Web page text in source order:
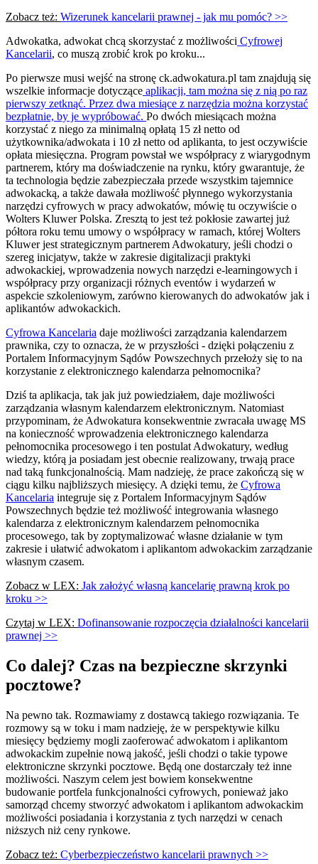
Zobacz też: Wizerunek kancelarii prawnej - jak mu pomóc? >>
Adwokatka, adwokat chcą skorzystać z możliwości Cyfrowej
Kancelarii, co muszą zrobić krok po kroku...
Po pierwsze musi wejść na stronę ck.adwokatura.pl tam znajdują się
wszelkie informacje dotyczące aplikacji, tam można się z nią po raz
pierwszy zetknąć. Przez dwa miesiące z narzędzia można korzystać
bezpłatnie, by je wypróbować. Po dwóch miesiącach można
korzystać z niego za minimalną opłatą 15 zł netto od
użytkownika/adwokata i 10 zł netto od aplikanta, to jest oczywiście
opłata miesięczna. Program powstał we współpracy z wiarygodnym
partnerem, który ma doświadczenie na rynku, który gwarantuje, że
ta technologia będzie zabezpieczała przede wszystkim tajemnice
adwokacką, a także dawała możliwość płynnego wykorzystania
narzędzi cyfrowych w pracy adwokatów, mówię tu oczywiście o
Wolters Kluwer Polska. Zresztą to jest też pokłosie zawartej już
półtora roku temu umowy o współpracy w ramach, której Wolters
Kluwer jest strategicznym partnerem Adwokatury, jeśli chodzi o
szereg inicjatyw, także w zakresie digitalizacji praktyki
adwokackiej, wprowadzenia nowych narzędzi e-learningowych i
współpracy przy organizacji różnych eventów i wydarzeń w
aspekcie szkoleniowym, zarówno kierowanych do adwokatów jak i
aplikantów adwokackich.
Cyfrowa Kancelaria daje możliwości zarządzania kalendarzem
prawnika, czy to oznacza, że w przyszłości - dzięki połączeniu z
Portalem Informacyjnym Sądów Powszechnych przełoży się to na
korzystanie z elektronicznego kalendarza pełnomocnika?
Dziś ta aplikacja, tak jak już powiedziałem, daje możliwości
zarządzania własnym kalendarzem elektronicznym. Natomiast
przypominam, że Adwokatura konsekwentnie zwracała uwagę MS
na konieczność wprowadzenia elektronicznego kalendarza
pełnomocnika procesowego i ten postulat Adwokatury, według
wiedzy, którą ja posiadam jest obecnie realizowany, trwają prace
nad taką funkcjonalnością. Mam nadzieję, że prace zakończą się w
ciągu kilku najbliższych miesięcy. A dzięki temu, że Cyfrowa
Kancelaria integruje się z Portalem Informacyjnym Sądów
Powszechnych będzie też możliwość integrowania własnego
kalendarza z elektronicznym kalendarzem pełnomocnika
procesowego, tak by zoptymalizować własne działanie w tym
zakresie i ułatwić adwokatom i aplikantom adwokackim zarządzanie
własnym czasem.
Zobacz w LEX: Jak założyć własną kancelarię prawną krok po
kroku >>
Czytaj w LEX: Dofinansowanie rozpoczęcia działalności kancelarii
prawnej >>
Co dalej? Czas na bezpieczne skrzynki
pocztowe?
Na pewno tak. Rozmawiamy z dostawcą takiego rozwiązania. Te
rozmowy są w toku i mam nadzieję, że w perspektywie kilku
miesięcy będziemy mogli zaoferować adwokatom i aplikantom
adwokackim zupełnie nową jakość, jeśli chodzi o takie typowe
elektroniczne skrzynki pocztowe. Będą one dostarczały też inne
możliwości. Naszym celem jest bowiem konsekwentne
budowanie portfela funkcjonalności cyfrowych, ponieważ jako
samorząd chcemy stworzyć adwokatom i aplikantom adwokackim
możliwości posiadania i korzystania z tych narzędzi w cenach
niższych niż ceny rynkowe.
Zobacz też: Cyberbezpieczeństwo kancelarii prawnych >>